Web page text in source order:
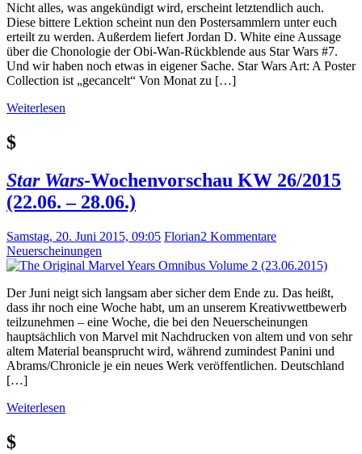
Nicht alles, was angekündigt wird, erscheint letztendlich auch.
Diese bittere Lektion scheint nun den Postersammlern unter euch
erteilt zu werden. Außerdem liefert Jordan D. White eine Aussage
über die Chonologie der Obi-Wan-Rückblende aus Star Wars #7.
Und wir haben noch etwas in eigener Sache. Star Wars Art: A Poster
Collection ist „gecancelt“ Von Monat zu […]
Weiterlesen
$
Star Wars-Wochenvorschau KW 26/2015
(22.06. – 28.06.)
Samstag, 20. Juni 2015, 09:05 Florian2 Kommentare
Neuerscheinungen
Der Juni neigt sich langsam aber sicher dem Ende zu. Das heißt,
dass ihr noch eine Woche habt, um an unserem Kreativwettbewerb
teilzunehmen – eine Woche, die bei den Neuerscheinungen
hauptsächlich von Marvel mit Nachdrucken von altem und von sehr
altem Material beansprucht wird, während zumindest Panini und
Abrams/Chronicle je ein neues Werk veröffentlichen. Deutschland
[…]
Weiterlesen
$